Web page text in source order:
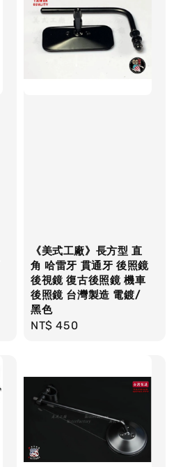
《美式工廠》長方型 直
角 哈雷牙 貫通牙 後照鏡
後視鏡 復古後照鏡 機車
後照鏡 台灣製造 電鍍/
黑色
Regular
NT$ 450